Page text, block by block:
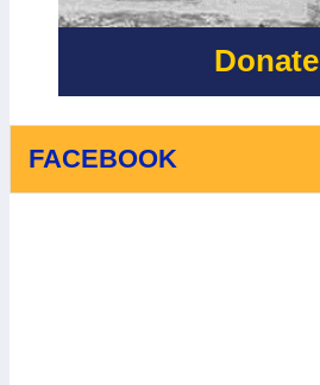
AID
Donate
FACEBOOK